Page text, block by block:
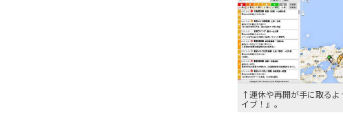
↑運休や再開が手に取る
イブ！』。